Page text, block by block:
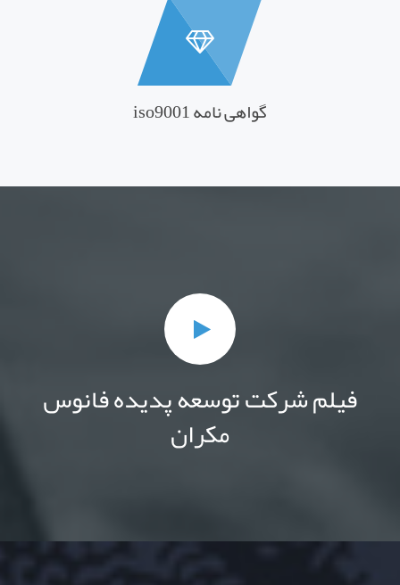
گواهی نامه iso9001
فیلم شرکت توسعه پدیده فانوس
مکران